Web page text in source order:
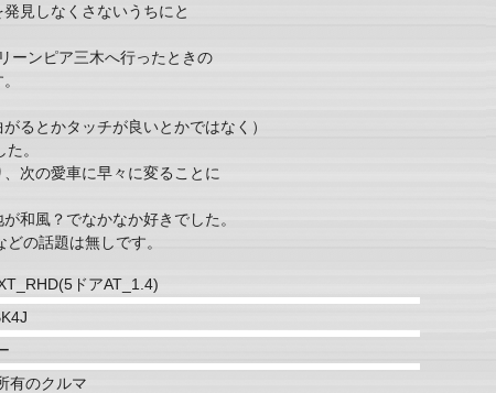
見しなくさないうちにと
ーンピア三木へ行ったときの
るとかタッチが良いとかではなく）
。
次の愛車に早々に変ることに
和風？でなかなか好きでした。
の話題は無しです。
ドアAT_1.4)
有のクルマ